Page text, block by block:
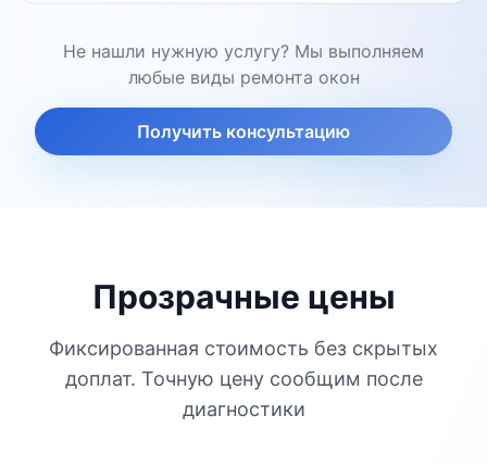
Не нашли нужную услугу? Мы выполняем
любые виды ремонта окон
Получить консультацию
Прозрачные цены
Фиксированная стоимость без скрытых
доплат. Точную цену сообщим после
диагностики